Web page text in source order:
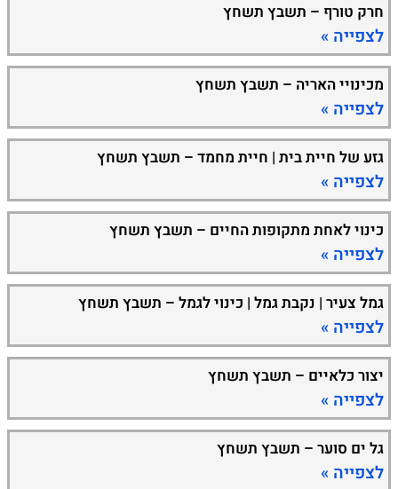
חרק טורף – תשבץ תשחץ
לצפייה »
מכינויי האריה – תשבץ תשחץ
לצפייה »
גזע של חיית בית | חיית מחמד – תשבץ תשחץ
לצפייה »
כינוי לאחת מתקופות החיים – תשבץ תשחץ
לצפייה »
גמל צעיר | נקבת גמל | כינוי לגמל – תשבץ תשחץ
לצפייה »
יצור כלאיים – תשבץ תשחץ
לצפייה »
גל ים סוער – תשבץ תשחץ
לצפייה »